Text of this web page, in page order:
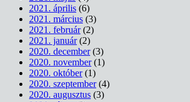
2021. április (6)
2021. március (3)
2021. február(2)
2021. január(2)
2020. december(3)
2020. november(1)
2020. október(1)
2020. szeptember(4)
2020. augusztus (3)